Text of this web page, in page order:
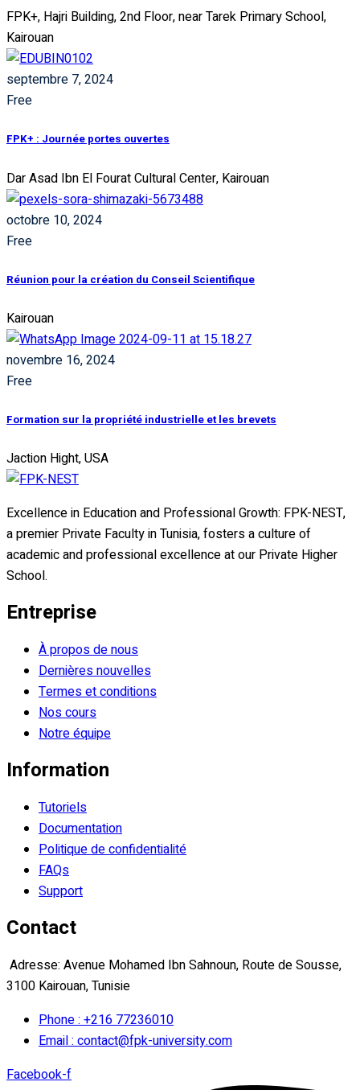
FPK+, Hajri Building, 2nd Floor, near Tarek Primary School,
Kairouan
septembre 7, 2024
Free
FPK+ : Journée portes ouvertes
Dar Asad Ibn El Fourat Cultural Center, Kairouan
octobre 10, 2024
Free
Réunion pour la création du Conseil Scientifique
Kairouan
novembre 16, 2024
Free
Formation sur la propriété industrielle et les brevets
Jaction Hight, USA
Excellence in Education and Professional Growth: FPK-NEST,
a premier Private Faculty in Tunisia, fosters a culture of
academic and professional excellence at our Private Higher
School.
Entreprise
À propos de nous
Dernières nouvelles
Termes et conditions
Nos cours
Notre équipe
Information
Tutoriels
Documentation
Politique de confidentialité
FAQs
Support
Contact
Adresse: Avenue Mohamed Ibn Sahnoun, Route de Sousse,
3100 Kairouan, Tunisie
Phone : +216 77236010
Email : contact@fpk-university.com
Facebook-f